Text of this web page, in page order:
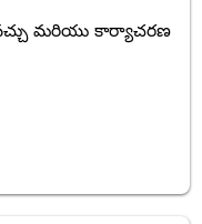
మరియు కార్యాచరణ